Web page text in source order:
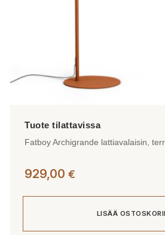
Fatboy Archigrande lattiavalaisin,
929,00 €
LISÄÄ